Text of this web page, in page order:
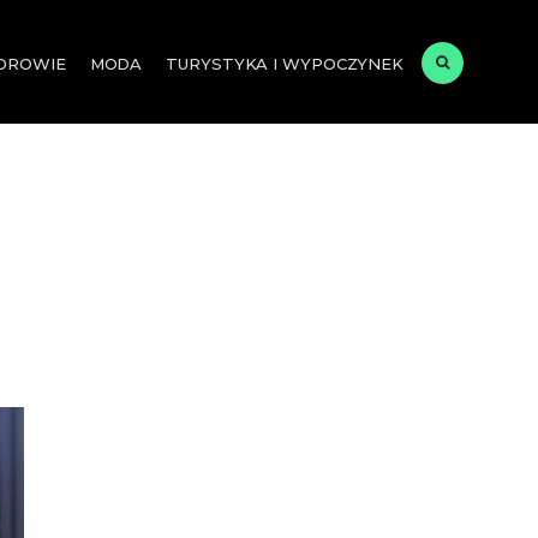
MODA TURYSTYKA I WYPOCZYNEK